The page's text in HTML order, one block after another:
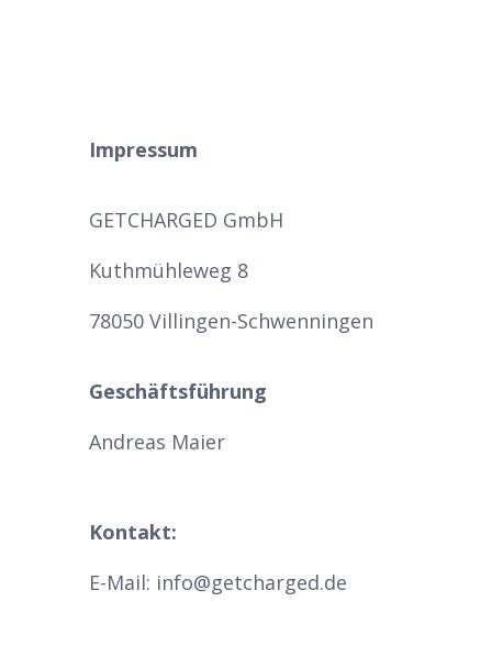
Impressum
GETCHARGED GmbH
Kuthmühleweg 8
78050 Villingen-Schwenningen
Geschäftsführung
Andreas Maier
Kontakt:
E-Mail: info@getcharged.de